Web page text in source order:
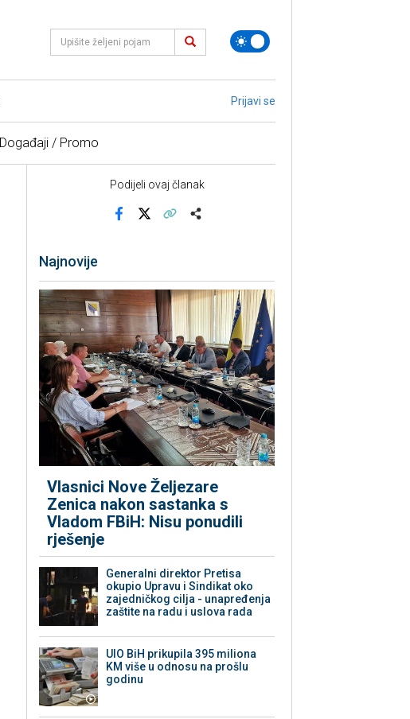
Prijavi se
Događaji / Promo
Podijeli ovaj članak
Najnovije
Vlasnici Nove Željezare
Zenica nakon sastanka s
Vladom FBiH: Nisu ponudili
rješenje
Generalni direktor Pretisa
okupio Upravu i Sindikat oko
zajedničkog cilja - unapređenja
zaštite na radu i uslova rada
UIO BiH prikupila 395 miliona
KM više u odnosu na prošlu
godinu